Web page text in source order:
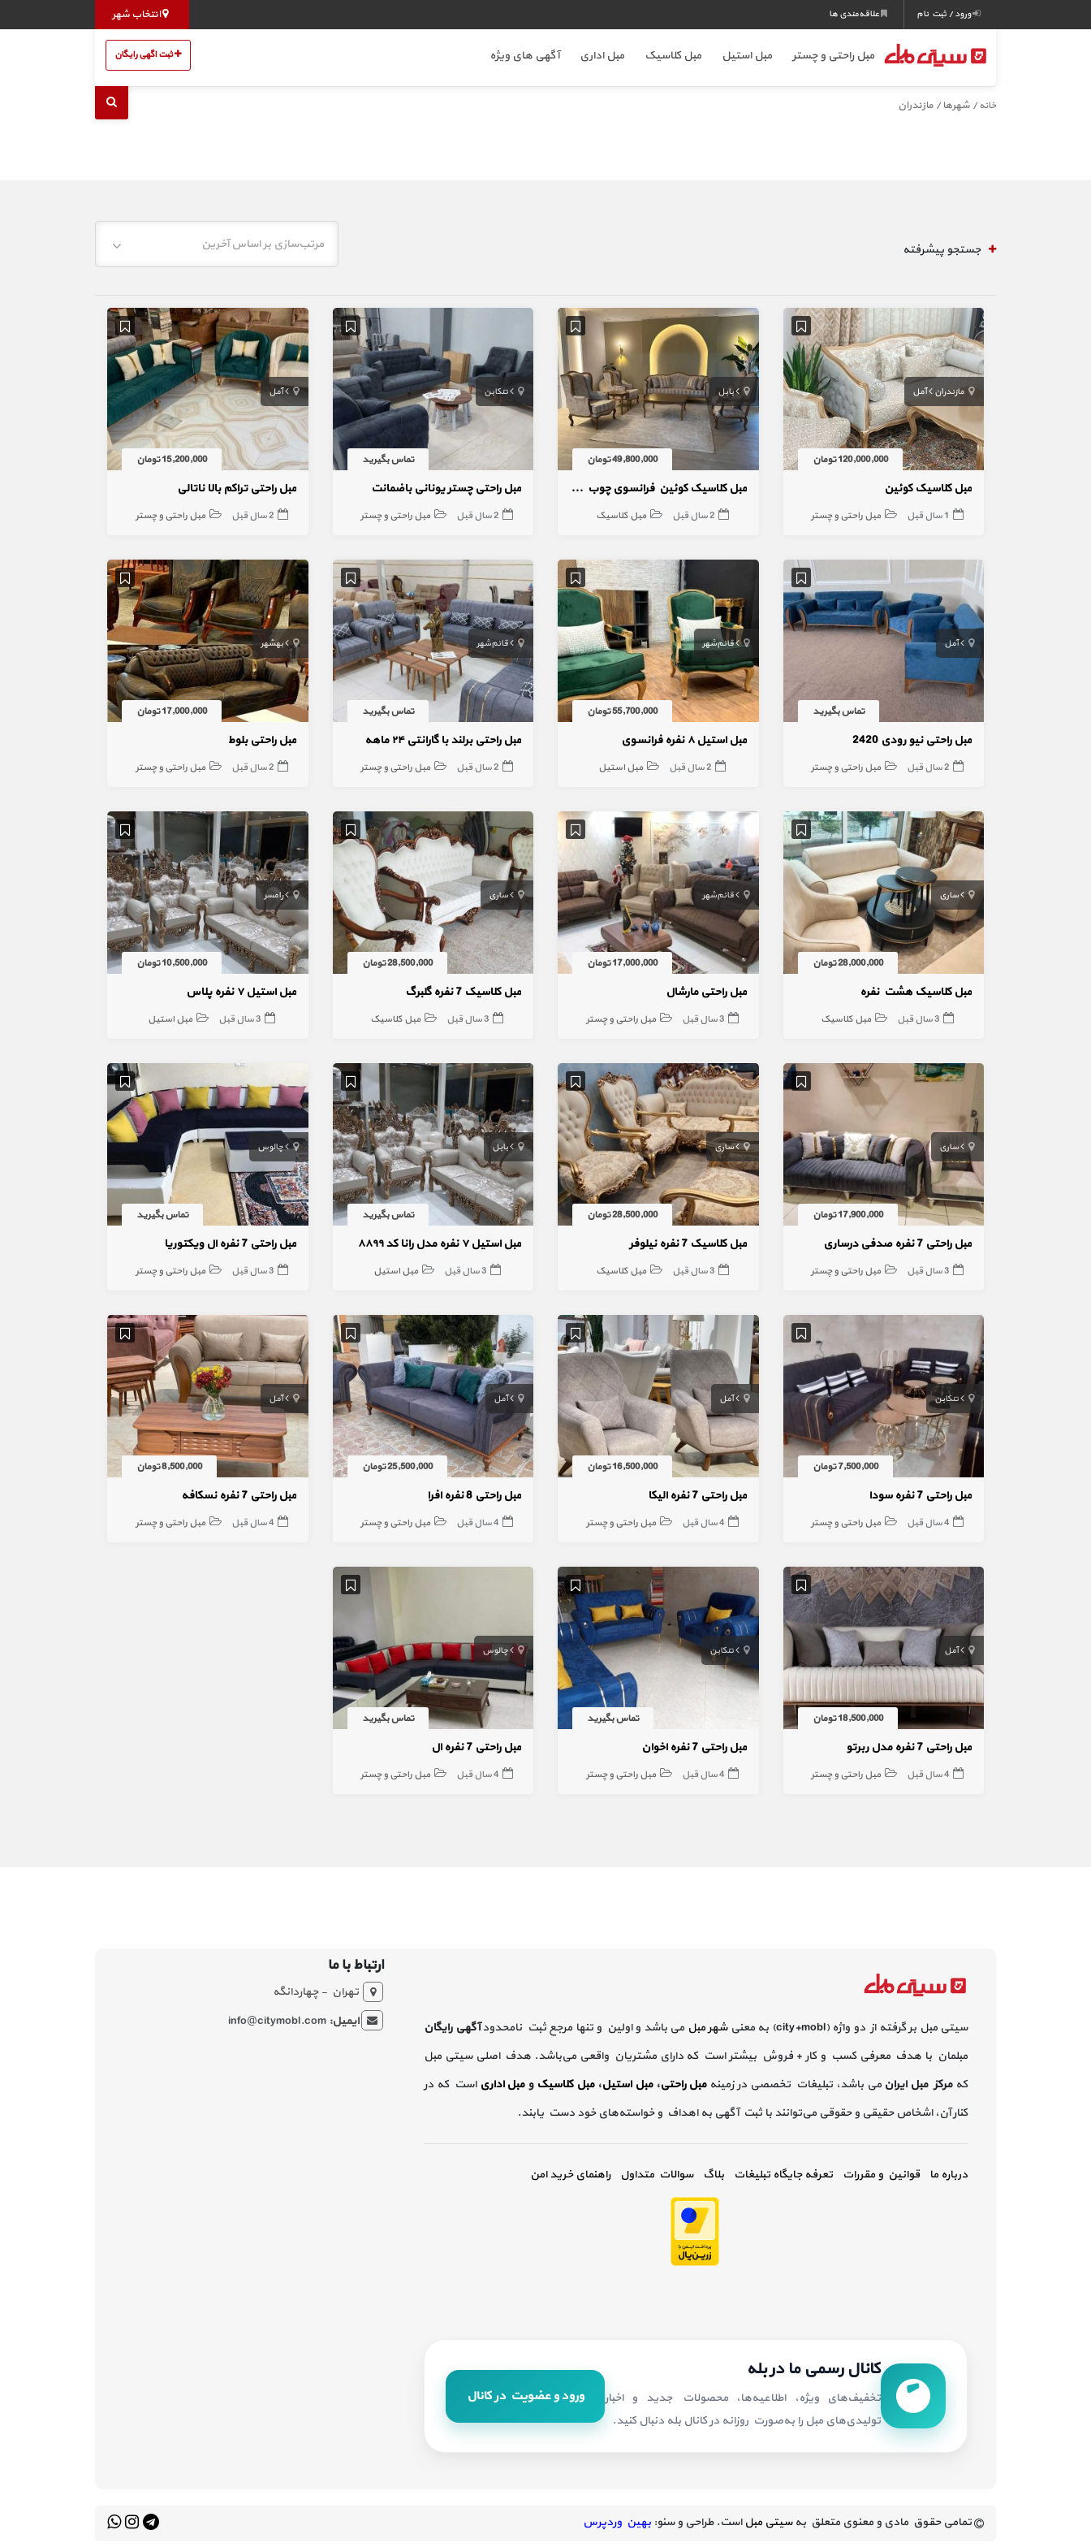
انتخاب شهر ورود / ثبت نام علاقه‌مندی ها
مبل راحتی و چستر مبل استیل مبل کلاسیک مبل اداری آگهی های ویژه ثبت اگهی رایگان
خانه / شهرها / مازندران
مرتب‌سازی بر اساس آخرین جستجو پیشرفته
مازندران آمل
120,000,000 تومان
مبل کلاسیک کوئین
1 سال قبل مبل راحتی و چستر
بابل
49,800,000 تومان
مبل کلاسیک کوئین فرانسوی چوب راش
2 سال قبل مبل کلاسیک
تنکابن
تماس بگیرید
مبل راحتی چستر یونانی باضمانت
2 سال قبل مبل راحتی و چستر
آمل
15,200,000 تومان
مبل راحتی تراکم بالا ناتالی
2 سال قبل مبل راحتی و چستر
آمل
تماس بگیرید
مبل راحتی نیو رودی 2420
2 سال قبل مبل راحتی و چستر
قائم‌شهر
55,700,000 تومان
مبل استیل ۸ نفره فرانسوی
2 سال قبل مبل استیل
قائم‌شهر
تماس بگیرید
مبل راحتی برلند با گارانتی ۲۴ ماهه
2 سال قبل مبل راحتی و چستر
بهشهر
17,000,000 تومان
مبل راحتی بلوط
2 سال قبل مبل راحتی و چستر
ساری
28,000,000 تومان
مبل کلاسیک هشت نفره
3 سال قبل مبل کلاسیک
قائم‌شهر
17,000,000 تومان
مبل راحتی مارشال
3 سال قبل مبل راحتی و چستر
ساری
28,500,000 تومان
مبل کلاسیک 7 نفره گلبرگ
3 سال قبل مبل کلاسیک
رامسر
10,500,000 تومان
مبل استیل ۷ نفره پلاس
3 سال قبل مبل استیل
ساری
17,900,000 تومان
مبل راحتی 7 نفره صدفی درساری
3 سال قبل مبل راحتی و چستر
ساری
28,500,000 تومان
مبل کلاسیک 7 نفره نیلوفر
3 سال قبل مبل کلاسیک
بابل
تماس بگیرید
مبل استیل ۷ نفره مدل رانا کد ۸۸۹۹
3 سال قبل مبل استیل
چالوس
تماس بگیرید
مبل راحتی 7 نفره ال ویکتوریا
3 سال قبل مبل راحتی و چستر
تنکابن
7,500,000 تومان
مبل راحتی 7 نفره سودا
4 سال قبل مبل راحتی و چستر
آمل
16,500,000 تومان
مبل راحتی 7 نفره الیکا
4 سال قبل مبل راحتی و چستر
آمل
25,500,000 تومان
مبل راحتی 8 نفره افرا
4 سال قبل مبل راحتی و چستر
آمل
8,500,000 تومان
مبل راحتی 7 نفره نسکافه
4 سال قبل مبل راحتی و چستر
آمل
18,500,000 تومان
مبل راحتی 7 نفره مدل ربرتو
4 سال قبل مبل راحتی و چستر
تنکابن
تماس بگیرید
مبل راحتی 7 نفره اخوان
4 سال قبل مبل راحتی و چستر
چالوس
تماس بگیرید
مبل راحتی 7 نفره ال
4 سال قبل مبل راحتی و چستر
سیتی مبل بر گرفته از دو واژه (city+mobl) به معنی شهر مبل می باشد و اولین و تنها مرجع ثبت نامحدودآگهی رایگان
مبلمان با هدف معرفی کسب و کار + فروش بیشتر است که دارای مشتریان واقعی می‌باشد. هدف اصلی سیتی مبل
کهمرکز مبل ایران می باشد، تبلیغات تخصصی در زمینه مبل راحتی،مبل استیل،مبل کلاسیک ومبل اداری است که در
کنار آن، اشخاص حقیقی و حقوقی می‌توانند با ثبت آگهی به اهداف و خواسته‌های خود دست یابند.
درباره ما قوانین و مقررات تعرفه جایگاه تبلیغات بلاگ سوالات متداول راهنمای خرید امن
کانال رسمی ما در بله
تخفیف‌های ویژه، اطلاعیه‌ها، محصولات جدید و اخبار
تولیدی‌های مبل را به‌صورت روزانه در کانال بله دنبال کنید.
ورود و عضویت در کانال
ارتباط با ما
تهران - چهاردانگه
ایمیل: info@citymobl.com
تمامی حقوق مادی و معنوی متعلق بهسیتی مبلاست. طراحی و سئو: بهین وردپرس